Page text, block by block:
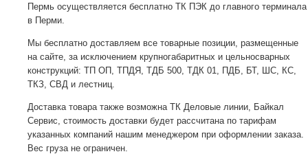
Пермь осуществляется бесплатно ТК ПЭК до главного терминала
в Перми.
Мы бесплатно доставляем все товарные позиции, размещенные
на сайте, за исключением крупногабаритных и цельносварных
конструкций: ТП ОП, ТПДЯ, ТДБ 500, ТДК 01, ПДБ, БТ, ШС, КС,
ТКЗ, СВД и лестниц.
Доставка товара также возможна ТК Деловые линии, Байкал
Сервис, стоимость доставки будет рассчитана по тарифам
указанных компаний нашим менеджером при оформлении заказа.
Вес груза не ограничен.